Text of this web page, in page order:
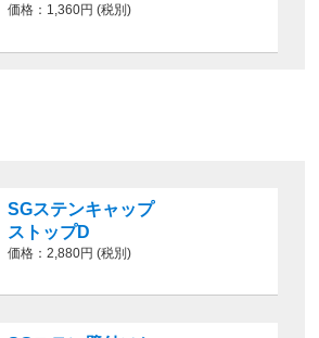
価格：1,360円 (税別)
SGステンキャップ
ストップD
価格：2,880円 (税別)